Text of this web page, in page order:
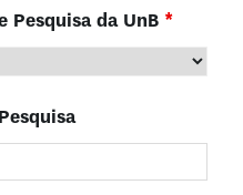
Pesquisa da UnB *